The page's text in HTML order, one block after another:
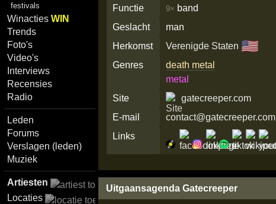
festivals
WinactiesWIN
Trends
Foto's
Video's
Interviews
Recensies
Radio
Leden
Forums
Verslagen (leden)
Muziek
Artiesten
Locaties
Functie
9× band
Geslacht
man
Herkomst
Verenigde Staten 🇺🇸
Genres
death metal
metal
Site
gatecreeper.com
E-mail
contact@gatecreeper.com
Links
Uitgaansagenda Gatecreeper